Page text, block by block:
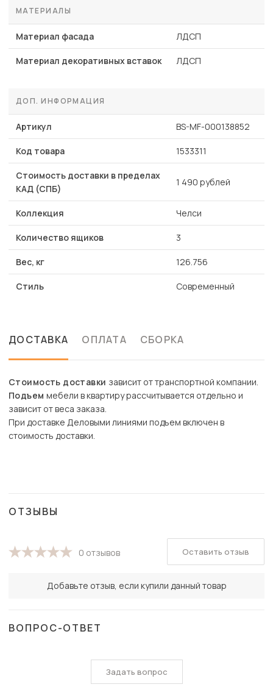
МАТЕРИАЛЫ
Материал фасада ЛДСП
Материал декоративных вставок ЛДСП
ДОП. ИНФОРМАЦИЯ
Артикул BS-MF-000138852
Код товара 1533311
Стоимость доставки в пределах
КАД (СПБ)
1 490 рублей
Коллекция Челси
Количество ящиков 3
Вес, кг 126.756
Стиль Современный
ДОСТАВКА ОПЛАТА СБОРКА
Стоимость доставки зависит от транспортной компании.
Подъем мебели в квартиру рассчитывается отдельно и
зависит от веса заказа.
При доставке Деловыми линиями подъем включен в
стоимость доставки.
ОТЗЫВЫ
0 отзывов
Добавьте отзыв, если купили данный товар
Оставить отзыв
ВОПРОС-ОТВЕТ
Задать вопрос